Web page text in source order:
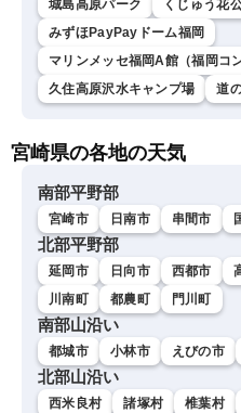
城島高原パーク くじゅう花
みずほPayPayドーム福岡
マリンメッセ福岡A館（福岡コ
久住高原沢水キャンプ場
道
宮崎県の各地の天気
南部平野部
宮崎市 日南市 串間市
北部平野部
延岡市 日向市 西都市
川南町
都農町 門川町
南部山沿い
都城市 小林市 えびの市
北部山沿い
西米良村 諸塚村 椎葉村